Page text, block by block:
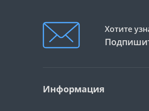
Хотите
Информация